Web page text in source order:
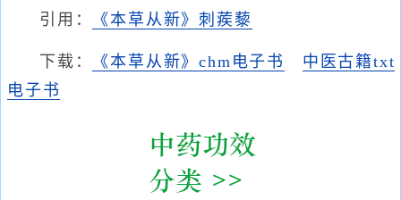
引用： 《本草从新》刺蒺藜
下载： 《本草从新》chm电子书
中医古籍txt
电子书